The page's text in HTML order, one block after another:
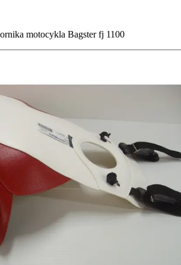
motocykla Bagster fj 1100